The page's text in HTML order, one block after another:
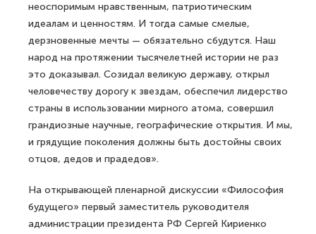
неоспоримым нравственным, патриотическим
идеалам и ценностям. И тогда самые смелые,
дерзновенные мечты — обязательно сбудутся. Наш
народ на протяжении тысячелетней истории не раз
это доказывал. Созидал великую державу, открыл
человечеству дорогу к звездам, обеспечил лидерство
страны в использовании мирного атома, совершил
грандиозные научные, географические открытия. И мы,
и грядущие поколения должны быть достойны своих
отцов, дедов и прадедов».
На открывающей пленарной дискуссии «Философия
будущего» первый заместитель руководителя
администрации президента РФ Сергей Кириенко